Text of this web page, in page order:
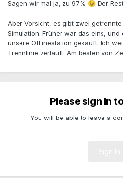
Sagen wir mal ja, zu 97% 😉 Der
Aber Vorsicht, es gibt zwei
Simulation. Früher war das eins,
unsere Offlinestation gekauft. Ich
Trennlinie verläuft. Am besten von
Please sign in
You will be able to leave a